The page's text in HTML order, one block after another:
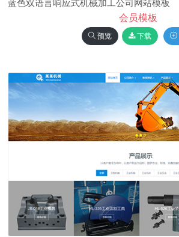
蓝色双语言响应式机械加工公司网站模板
会员模板
预览 下载